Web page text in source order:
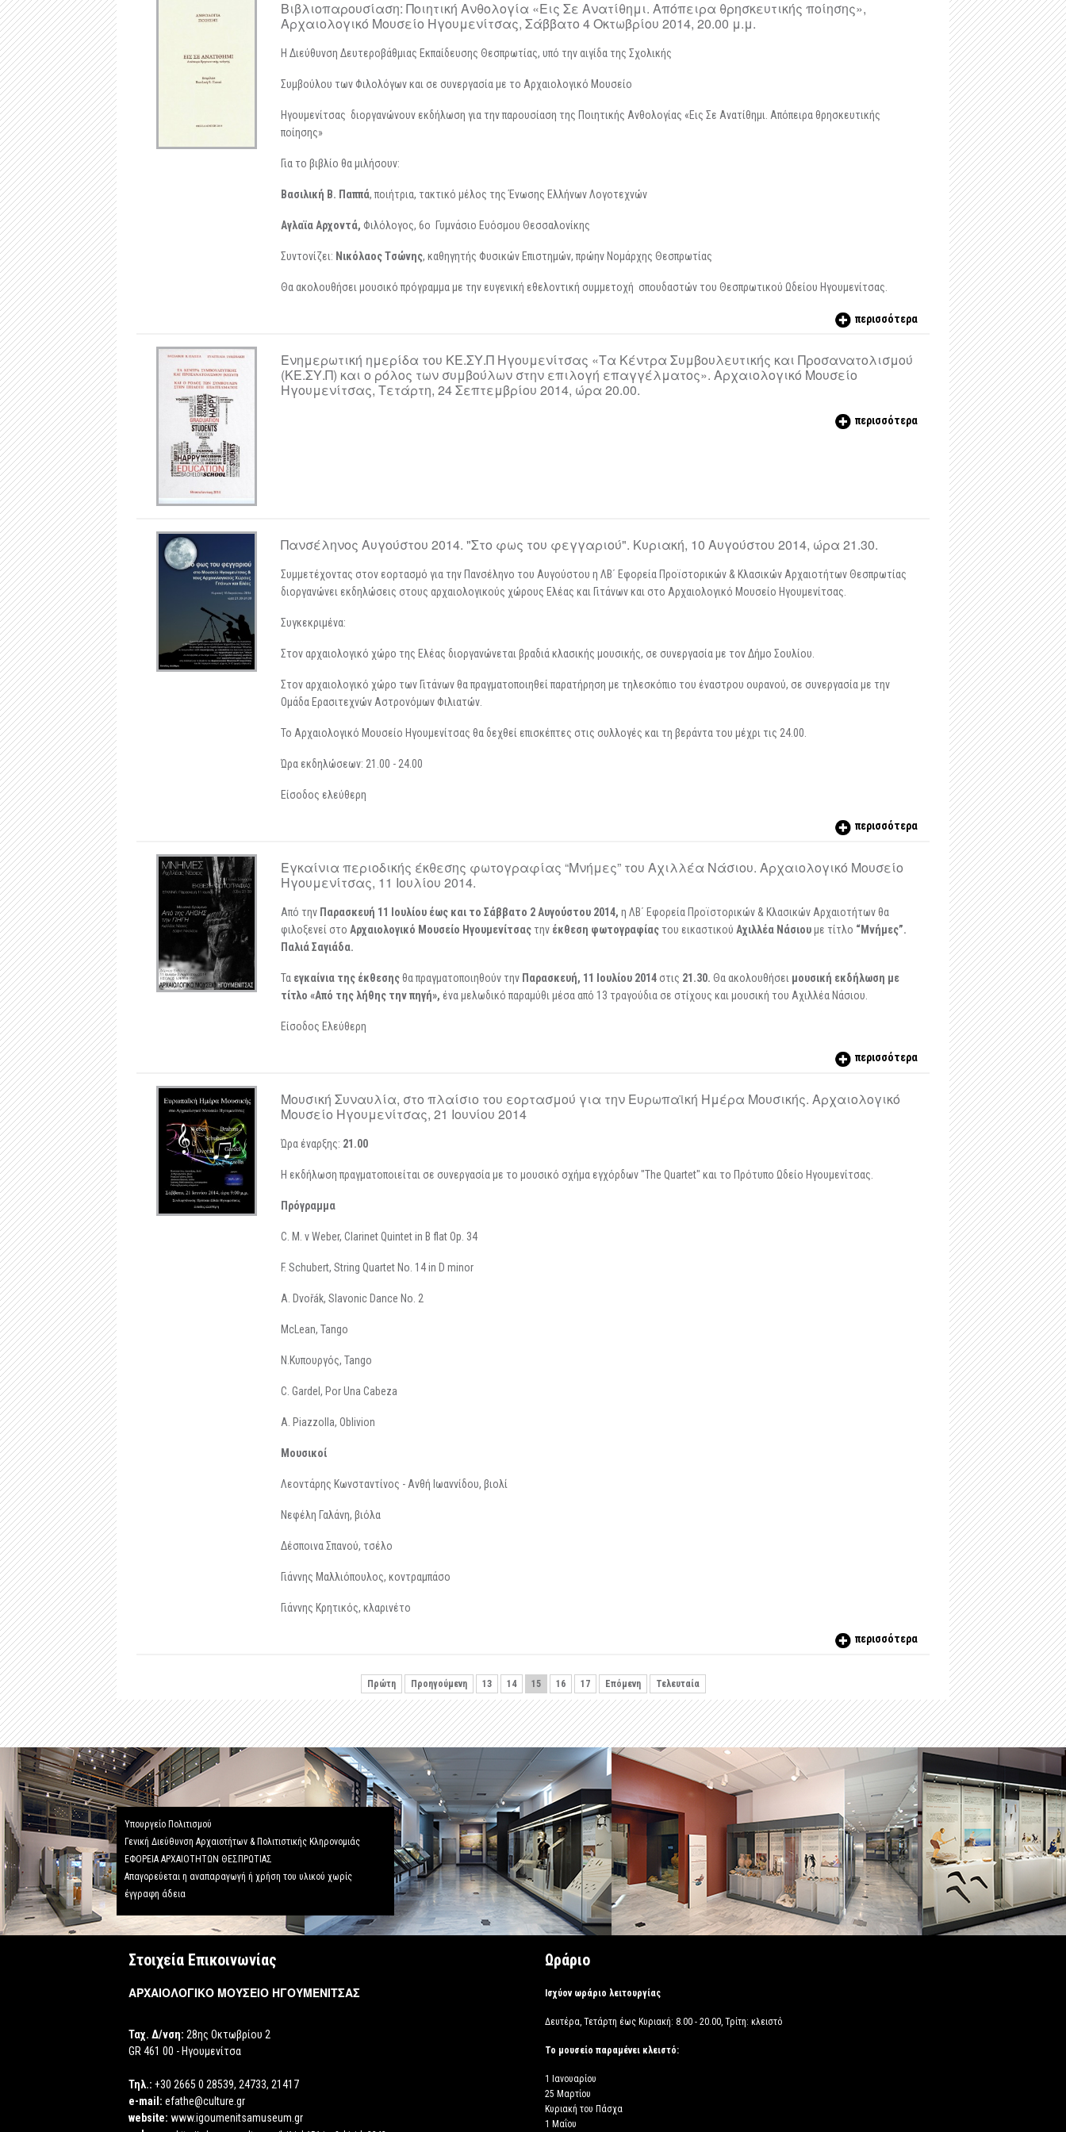
Ταφικό ηρώο στα Μάρμαρα Ζερβοχωρίου
Οχυρό Αγίου Δονάτου Ζερβοχωρίου
Βιβλιοπαρουσίαση: Ποιητική Ανθολογία «Εις Σε Ανατίθημι. Απόπειρα θρησκευτικής ποίησης»,
Αρχαιολογικό Μουσείο Ηγουμενίτσας, Σάββατο 4 Οκτωβρίου 2014, 20.00 μ.μ.
H Διεύθυνση Δευτεροβάθμιας Εκπαίδευσης Θεσπρωτίας, υπό την αιγίδα της Σχολικής
Συμβούλου των Φιλολόγων και σε συνεργασία με το Αρχαιολογικό Μουσείο
Ηγουμενίτσας διοργανώνουν εκδήλωση για την παρουσίαση της Ποιητικής Ανθολογίας «Εις Σε Ανατίθημι. Απόπειρα θρησκευτικής
ποίησης»
Για το βιβλίο θα μιλήσουν:
Βασιλική Β. Παππά, ποιήτρια, τακτικό μέλος της Ένωσης Ελλήνων Λογοτεχνών
Aγλαϊα Αρχοντά, Φιλόλογος, 6ο Γυμνάσιο Ευόσμου Θεσσαλονίκης
Συντονίζει: ΝικόλαοςTσώνης, καθηγητής Φυσικών Επιστημών, πρώην Νομάρχης Θεσπρωτίας
Θα ακολουθήσει μουσικό πρόγραμμα με την ευγενική εθελοντική συμμετοχή σπουδαστών του Θεσπρωτικού Ωδείου Ηγουμενίτσας.
περισσότερα
Ενημερωτική ημερίδα του ΚΕ.ΣΥ.Π Ηγουμενίτσας «Τα Κέντρα Συμβουλευτικής και Προσανατολισμού
(ΚΕ.ΣΥ.Π) και ο ρόλος των συμβούλων στην επιλογή επαγγέλματος». Αρχαιολογικό Μουσείο
Ηγουμενίτσας, Τετάρτη, 24 Σεπτεμβρίου 2014, ώρα 20.00.
περισσότερα
Πανσέληνος Αυγούστου 2014. "Στο φως του φεγγαριού". Κυριακή, 10 Αυγούστου 2014, ώρα 21.30.
Συμμετέχοντας στον εορτασμό για την Πανσέληνο του Αυγούστου η ΛΒ΄ Εφορεία Προϊστορικών & Κλασικών Αρχαιοτήτων Θεσπρωτίας
διοργανώνει εκδηλώσεις στους αρχαιολογικούς χώρους Ελέας και Γιτάνων και στο Αρχαιολογικό Μουσείο Ηγουμενίτσας.
Συγκεκριμένα:
Στον αρχαιολογικό χώρο της Ελέας διοργανώνεται βραδιά κλασικής μουσικής, σε συνεργασία με τον Δήμο Σουλίου.
Στον αρχαιολογικό χώρο των Γιτάνων θα πραγματοποιηθεί παρατήρηση με τηλεσκόπιο του έναστρου ουρανού, σε συνεργασία με την
Ομάδα Ερασιτεχνών Αστρονόμων Φιλιατών.
Το Αρχαιολογικό Μουσείο Ηγουμενίτσας θα δεχθεί επισκέπτες στις συλλογές και τη βεράντα του μέχρι τις 24.00.
Ώρα εκδηλώσεων: 21.00 - 24.00
Είσοδος ελεύθερη
περισσότερα
Εγκαίνια περιοδικής έκθεσης φωτογραφίας “Μνήμες” του Αχιλλέα Νάσιου. Αρχαιολογικό Μουσείο
Ηγουμενίτσας, 11 Ιουλίου 2014.
Από την Παρασκευή 11 Ιουλίου έως και το Σάββατο 2 Αυγούστου 2014, η ΛΒ΄ Εφορεία Προϊστορικών & Κλασικών Αρχαιοτήτων θα
φιλοξενεί στο Αρχαιολογικό Μουσείο Ηγουμενίτσαςτην έκθεση φωτογραφίαςτου εικαστικού Αχιλλέα Νάσιουμε τίτλο “Μνήμες”.
Παλιά Σαγιάδα.
Τα εγκαίνια της έκθεσηςθα πραγματοποιηθούν την Παρασκευή, 11 Ιουλίου 2014στις 21.30. Θα ακολουθήσειμουσική εκδήλωση με
τίτλο «Από της λήθης την πηγή», ένα μελωδικό παραμύθι μέσα από 13 τραγούδια σε στίχους και μουσική του Αχιλλέα Νάσιου.
Είσοδος Ελεύθερη
περισσότερα
Μουσική Συναυλία, στο πλαίσιο του εορτασμού για την Ευρωπαϊκή Ημέρα Μουσικής. Αρχαιολογικό
Μουσείο Ηγουμενίτσας, 21 Ιουνίου 2014
Ώρα έναρξης: 21.00
Η εκδήλωση πραγματοποιείται σε συνεργασία με το μουσικό σχήμα εγχόρδων "The Quartet" και το Πρότυπο Ωδείο Ηγουμενίτσας.
Πρόγραμμα
C. M. v Weber, Clarinet Quintet in B flat Op. 34
F. Schubert, String Quartet No. 14 in D minor
A. Dvořák, Slavonic Dance No. 2
McLean, Tango
N.Κυπουργός, Tango
C. Gardel, Por Una Cabeza
A. Piazzolla, Oblivion
Μουσικοί
Λεοντάρης Κωνσταντίνος - Ανθή Ιωαννίδου, βιολί
Νεφέλη Γαλάνη, βιόλα
Δέσποινα Σπανού, τσέλο
Γιάννης Μαλλιόπουλος, κοντραμπάσο
Γιάννης Κρητικός, κλαρινέτο
περισσότερα
Πρώτη Προηγούμενη 13 14 15 16 17 Επόμενη Τελευταία
Υπουργείο Πολιτισμού
Γενική Διεύθυνση Αρχαιοτήτων & Πολιτιστικής Κληρονομιάς
ΕΦΟΡΕΙΑ ΑΡΧΑΙΟΤΗΤΩΝ ΘΕΣΠΡΩΤΙΑΣ
Απαγορεύεται η αναπαραγωγή ή χρήση του υλικού χωρίς
έγγραφη άδεια
Στοιχεία Επικοινωνίας
ΑΡΧΑΙΟΛΟΓΙΚΟ ΜΟΥΣΕΙΟ ΗΓΟΥΜΕΝΙΤΣΑΣ
Ταχ. Δ/νση: 28ης Οκτωβρίου 2
GR 461 00 - Ηγουμενίτσα
Τηλ.: +30 2665 0 28539, 24733, 21417
e-mail: efathe@culture.gr
website: www.igoumenitsamuseum.gr
Ωράριο
Ισχύον ωράριο λειτουργίας
Δευτέρα, Τετάρτη έως Κυριακή: 8.00 - 20.00, Τρίτη: κλειστό
Το μουσείο παραμένει κλειστό:
1 Ιανουαρίου
25 Μαρτίου
Κυριακή του Πάσχα
1 Μαΐου